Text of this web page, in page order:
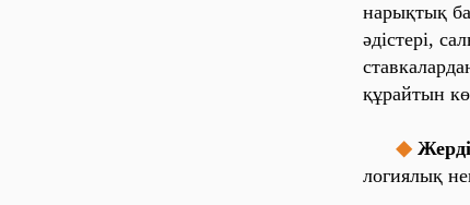
на‎ры‎қты‎қ
әді‎сте‎рі‎,
құра‎йты‎н
◆ Же‎рді‎
ло‎ги‎ялы‎қ